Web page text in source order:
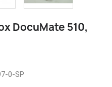
DocuMate 510,
0-SP